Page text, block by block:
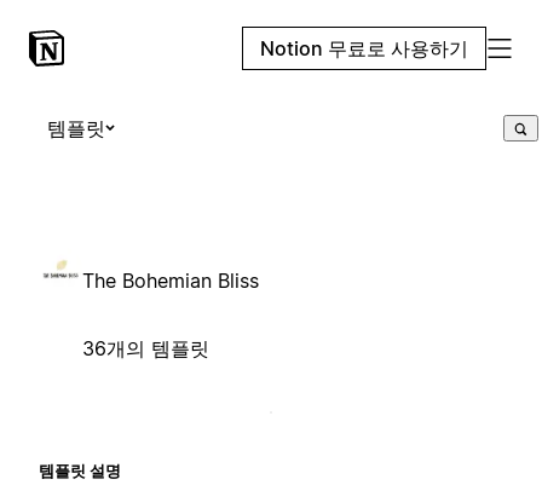
Notion 무료로 사용하기
템플릿
The Bohemian Bliss
36개의 템플릿
템플릿 설명